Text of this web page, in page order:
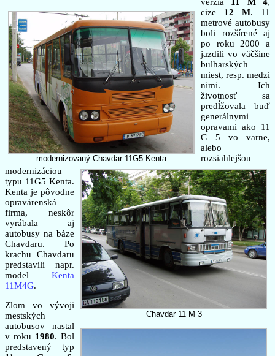
modernizovaný Chavdar 11G5 Kenta
Chavdar 11 M 3
cize 12 M. 11
metrové autobusy
boli rozšírené aj
po roku 2000 a
jazdili vo väčšine
bulharských
miest, resp. medzi
nimi. Ich
životnosť sa
predĺžovala buď
generálnymi
opravami ako 11
G 5 vo varne,
alebo
rozsiahlejšou
modernizáciou
typu 11G5 Kenta.
Kenta je pôvodne
opravárenská
firma, neskôr
vyrábala aj
autobusy na báze
Chavdaru. Po
krachu Chavdaru
predstavili napr.
model Kenta
11M4G.
Zlom vo vývoji
mestských
autobusov nastal
v roku 1980. Bol
predstavený typ